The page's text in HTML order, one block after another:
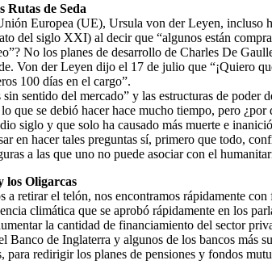
Rutas de Seda
Europea (UE), Ursula von der Leyen, incluso
del siglo XXI) al decir que “algunos están
No los planes de desarrollo de Charles De
Von der Leyen dijo el 17 de julio que “¡Quiero
100 días en el cargo”.
sin sentido del mercado” y las estructuras de
lo que se debió hacer hace mucho tiempo, pero
siglo y que solo ha causado más muerte e
en hacer tales preguntas sí, primero que todo,
a las que uno no puede asociar con el
los Oligarcas
a retirar el telón, nos encontramos rápidamente
climática que se aprobó rápidamente en los
la cantidad de financiamiento del sector
Banco de Inglaterra y algunos de los bancos
para redirigir los planes de pensiones y fondos